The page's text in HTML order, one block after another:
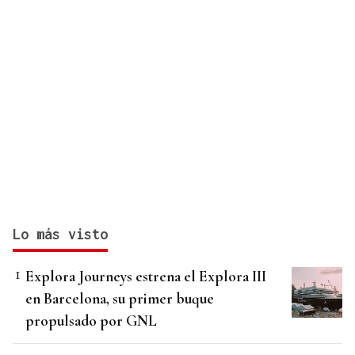
Lo más visto
Explora Journeys estrena el Explora III
en Barcelona, su primer buque
propulsado por GNL